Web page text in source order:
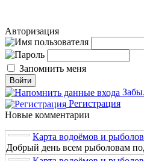
Авторизация
Запомнить меня
Регистрация
Новые комментарии
Карта водоёмов и
Добрый день всем рыболовам